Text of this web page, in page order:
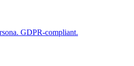
GDPR-compliant.